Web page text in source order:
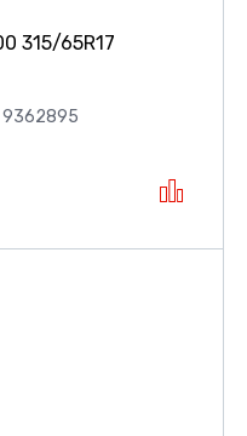
315/65R17
9362895